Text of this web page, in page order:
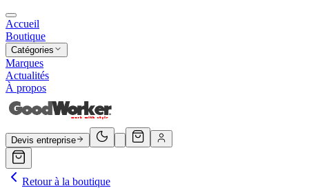
Accueil
Boutique
Catégories
Marques
Actualités
À propos
Devis entreprise
Retour à la boutique